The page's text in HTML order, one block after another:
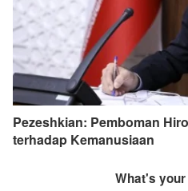
Pezeshkian: Pemboman
terhadap Kemanusiaan